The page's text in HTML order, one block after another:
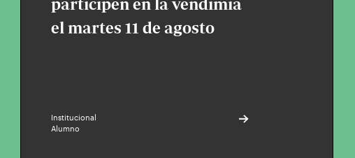
participen en la vendimia
el martes 11 de agosto
Institucional
Alumno